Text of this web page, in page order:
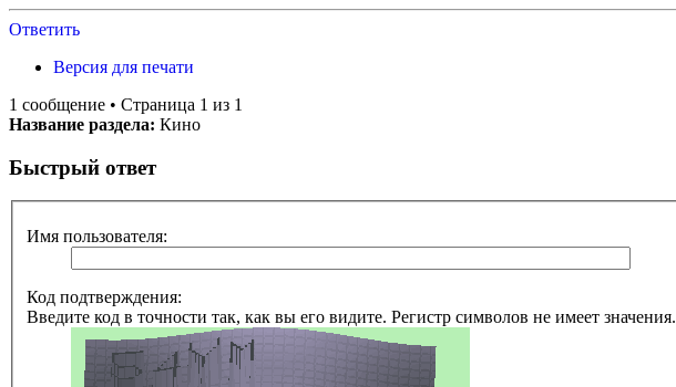
Ответить
Версия для печати
1 сообщение • Страница 1 из 1
Название раздела: Кино
Быстрый ответ
Имя пользователя:
Код подтверждения:
Введите код в точности так, как вы его видите. Регистр символов не имеет значения.